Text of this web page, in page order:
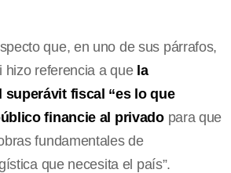
que, en uno de sus párrafos,
hizo referencia a quela
fiscal “es lo que
financie al privadopara que
fundamentales de
que necesita el país”.